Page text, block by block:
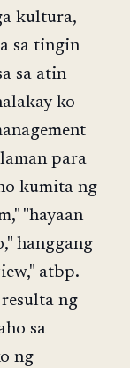
kultura,
sa tingin
sa atin
ko
para
kumita ng
"hayaan
hanggang
atbp.
ng
sa
ng